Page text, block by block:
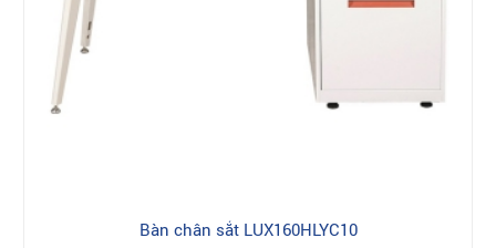
Bàn chân sắt LUX160HLYC10